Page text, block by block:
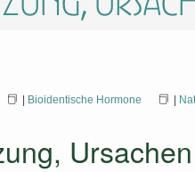
| Bioidentische Hormone |